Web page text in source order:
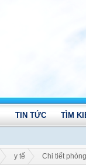
TIN TỨC TÌM
y tế Chi tiết